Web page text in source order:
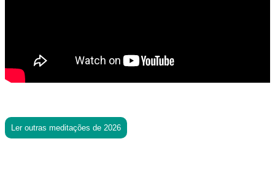
Ler outras meditações de 2026